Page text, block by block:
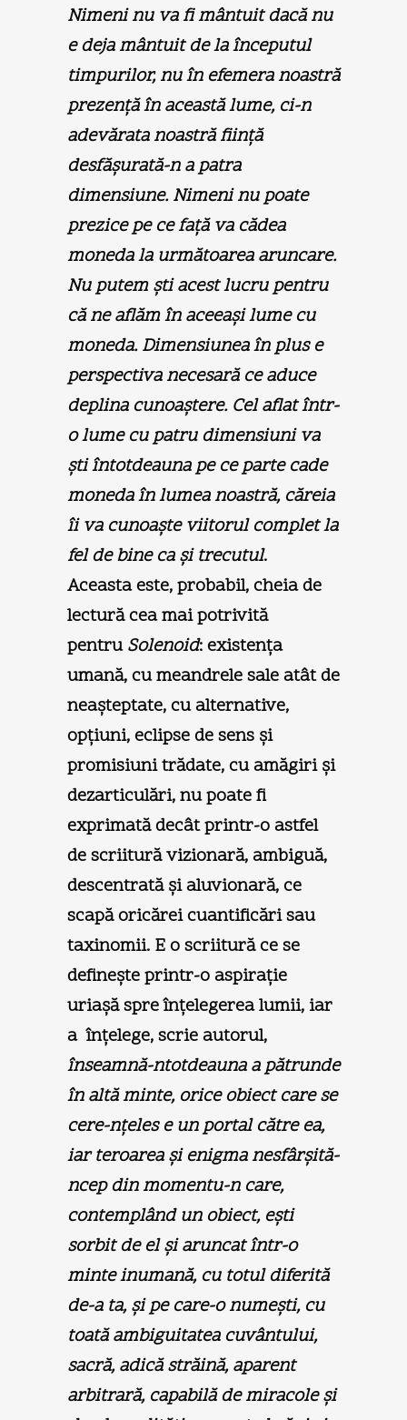
Nimeni nu va fi mântuit dacă nu
e deja mântuit de la începutul
timpurilor, nu în efemera noastră
prezenţă în această lume, ci-n
adevărata noastră fiinţă
desfăşurată-n a patra
dimensiune. Nimeni nu poate
prezice pe ce faţă va cădea
moneda la următoarea aruncare.
Nu putem şti acest lucru pentru
că ne aflăm în aceeaşi lume cu
moneda. Dimensiunea în plus e
perspectiva necesară ce aduce
deplina cunoaştere. Cel aflat într-
o lume cu patru dimensiuni va
şti întotdeauna pe ce parte cade
moneda în lumea noastră, căreia
îi va cunoaşte viitorul complet la
fel de bine ca şi trecutul.
Aceasta este, probabil, cheia de
lectură cea mai potrivită
pentruSolenoid: existenţa
umană, cu meandrele sale atât de
neaşteptate, cu alternative,
opţiuni, eclipse de sens şi
promisiuni trădate, cu amăgiri şi
dezarticulări, nu poate fi
exprimată decât printr-o astfel
de scriitură vizionară, ambiguă,
descentrată şi aluvionară, ce
scapă oricărei cuantificări sau
taxinomii. E o scriitură ce se
defineşte printr-o aspiraţie
uriaşă spre înţelegerea lumii, iar
a înţelege, scrie autorul,
înseamnă-ntotdeauna a pătrunde
în altă minte, orice obiect care se
cere-nţeles e un portal către ea,
iar teroarea şi enigma nesfârşită-
ncep din momentu-n care,
contemplând un obiect, eşti
sorbit de el şi aruncat într-o
minte inumană, cu totul diferită
de-a ta, şi pe care-o numeşti, cu
toată ambiguitatea cuvântului,
sacră, adică străină, aparent
arbitrară, capabilă de miracole şi